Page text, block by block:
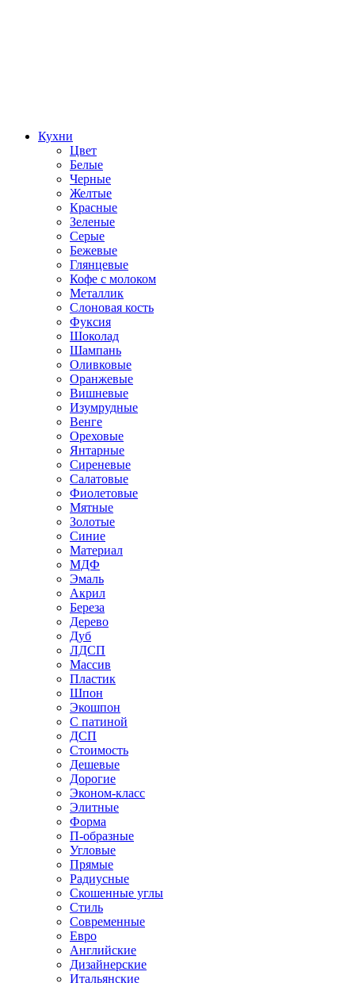
Кухни
Цвет
Белые
Черные
Желтые
Красные
Зеленые
Серые
Бежевые
Глянцевые
Кофе с молоком
Металлик
Слоновая кость
Фуксия
Шоколад
Шампань
Оливковые
Оранжевые
Вишневые
Изумрудные
Венге
Ореховые
Янтарные
Сиреневые
Салатовые
Фиолетовые
Мятные
Золотые
Синие
Материал
МДФ
Эмаль
Акрил
Береза
Дерево
Дуб
ЛДСП
Массив
Пластик
Шпон
Экошпон
С патиной
ДСП
Стоимость
Дешевые
Дорогие
Эконом-класс
Элитные
Форма
П-образные
Угловые
Прямые
Радиусные
Скошенные углы
Стиль
Современные
Евро
Английские
Дизайнерские
Итальянские